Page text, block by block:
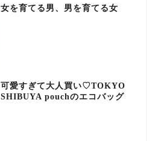
女を育てる男、男を育てる女
可愛すぎて大人買い♡TOKYO
SHIBUYA pouchのエコバッグ